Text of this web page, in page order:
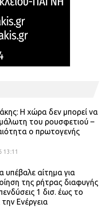
Η χώρα δεν μπορεί να
του ρουσφετιού –
ο πρωτογενής
13:11
υπέβαλε αίτημα για
της ρήτρας διαφυγής
1 δισ. έως το
την Ενέργεια